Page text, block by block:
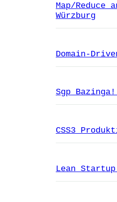
Map/Reduce
Würzburg
Domain-
CSS3
Lean Startup